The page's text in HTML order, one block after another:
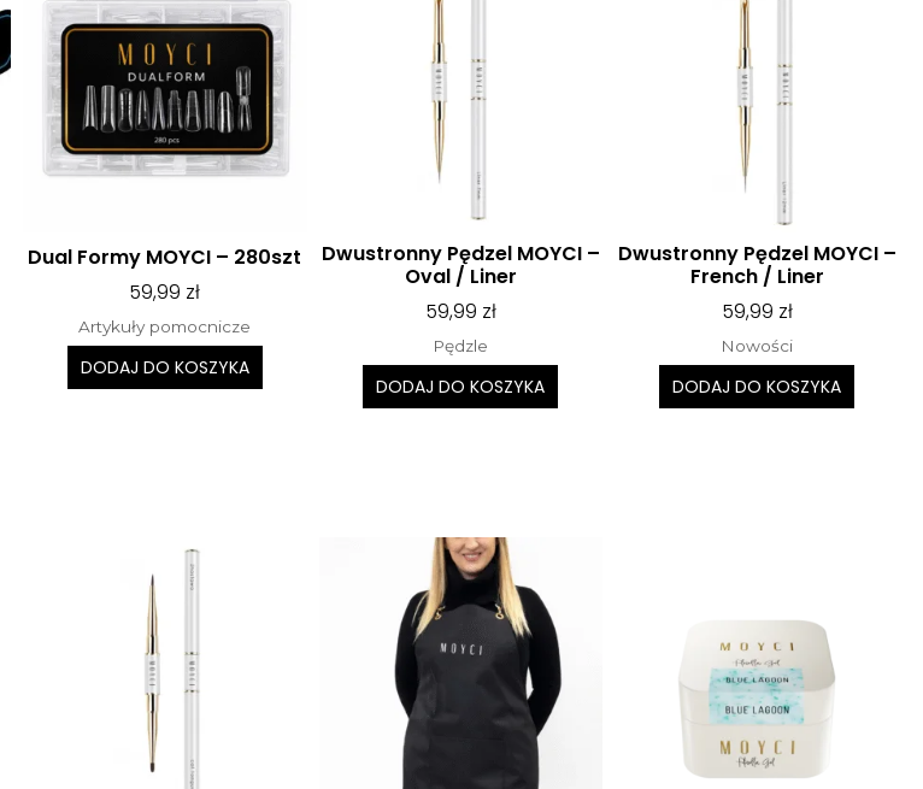
Dual Formy MOYCI – 280szt
59,99 zł
Artykuły pomocnicze
DODAJ DO KOSZYKA
Dwustronny Pędzel MOYCI –
Oval / Liner
59,99 zł
Pędzle
DODAJ DO KOSZYKA
Dwustronny Pędzel MOYCI –
French / Liner
59,99 zł
Nowości
DODAJ DO KOSZYKA